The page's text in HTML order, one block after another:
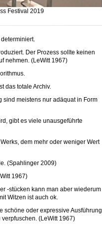
Festival 2019
Der Prozess sollte keinen
nehmen. (LeWitt 1967)
das totale Archiv.
sind meistens nur adäquat in Form
gibt es viele unausgeführte
dem mehr oder weniger Wert
(Spahlinger 2009)
1967)
-stücken kann man aber wiederum
Witzen ist auch ok.
schöne oder expressive Ausführung
(LeWitt 1967)